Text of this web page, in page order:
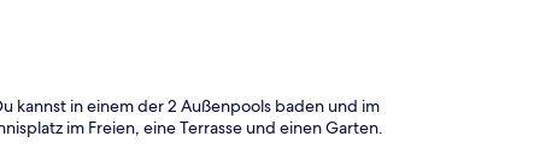
kannst in einem der 2 Außenpools baden und im
im Freien, eine Terrasse und einen Garten.